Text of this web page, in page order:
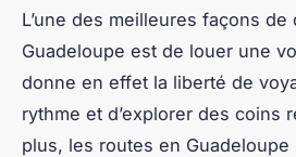
L’une des meilleures façons de
Guadeloupe est de louer une
donne en effet la liberté de
rythme et d’explorer des coins
plus, les routes en